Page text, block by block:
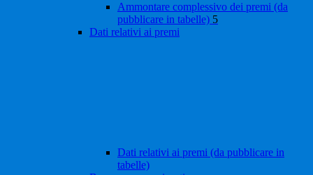
Ammontare complessivo dei premi (da
pubblicare in tabelle) 5
Dati relativi ai premi
Dati relativi ai premi (da pubblicare in
tabelle)